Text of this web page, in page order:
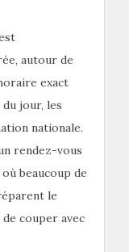
autour de
exact
jour, les
nationale.
rendez-vous
beaucoup de
le
couper avec